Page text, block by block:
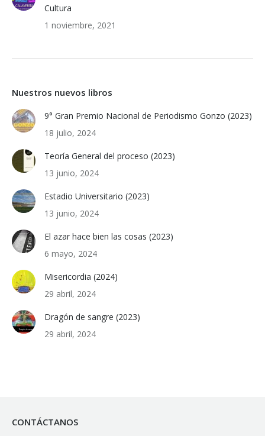
Cultura
1 noviembre, 2021
Nuestros nuevos libros
9° Gran Premio Nacional de Periodismo Gonzo (2023)
18 julio, 2024
Teoría General del proceso (2023)
13 junio, 2024
Estadio Universitario (2023)
13 junio, 2024
El azar hace bien las cosas (2023)
6 mayo, 2024
Misericordia (2024)
29 abril, 2024
Dragón de sangre (2023)
29 abril, 2024
CONTÁCTANOS